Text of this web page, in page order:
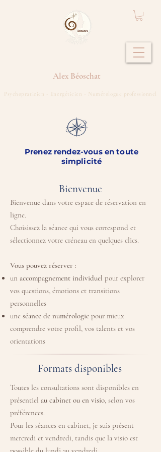
Alex Béoschat
Psychopraticien - Energéticien - Numérologue professionnel
Prenez rendez-vous en toute
simplicité
Bienvenue
Bienvenue dans votre espace de réservation en
ligne.
Choisissez la séance qui vous correspond et
sélectionnez votre créneau en quelques clics.
Vous pouvez réserver :
un accompagnement individuel pour explorer
vos questions, émotions et transitions
personnelles
une séance de numérologie pour mieux
comprendre votre profil, vos talents et vos
orientations
Formats disponibles
Toutes les consultations sont disponibles en
présentiel au cabinet ou en visio, selon vos
préférences.
Pour les séances en cabinet, je suis présent
mercredi et vendredi, tandis que la visio est